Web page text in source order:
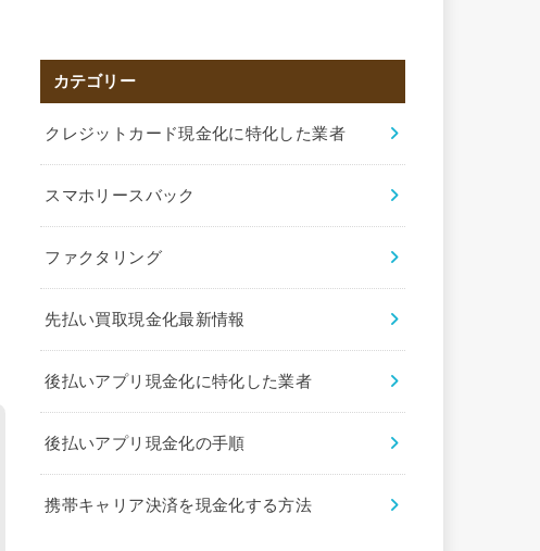
カテゴリー
クレジットカード現金化に特化した業者
スマホリースバック
ファクタリング
先払い買取現金化最新情報
後払いアプリ現金化に特化した業者
後払いアプリ現金化の手順
携帯キャリア決済を現金化する方法